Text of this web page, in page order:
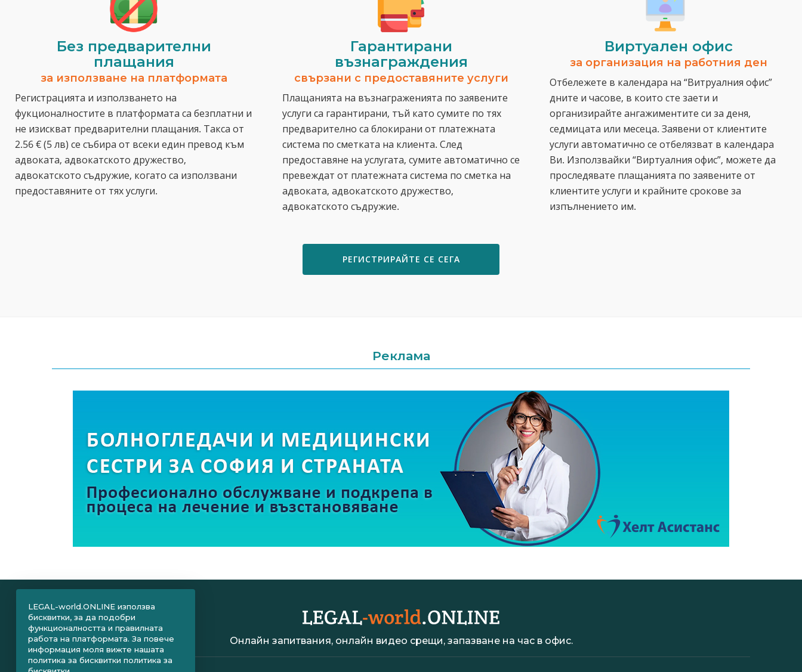
Без предварителни
плащания
за използване на платформата
Регистрацията и използването на
фукционалностите в платформата са безплатни и
не изискват предварителни плащания. Такса от
2.56 € (5 лв) се събира от всеки един превод към
адвоката, адвокатското дружество,
адвокатското съдружие, когато са използвани
предоставяните от тях услуги.
Гарантирани
възнаграждения
свързани с предоставяните услуги
Плащанията на възнаграженията по заявените
услуги са гарантирани, тъй като сумите по тях
предварително са блокирани от платежната
система по сметката на клиента. След
предоставяне на услугата, сумите автоматично се
превеждат от платежната система по сметка на
адвоката, адвокатското дружество,
адвокатското съдружие.
Виртуален офис
за организация на работния ден
Отбележете в календара на “Витруалния офис”
дните и часове, в които сте заети и
организирайте ангажиментите си за деня,
седмицата или месеца. Заявени от клиентите
услуги автоматично се отбелязват в календара
Ви. Използвайки “Виртуалния офис”, можете да
проследявате плащанията по заявените от
клиентите услуги и крайните срокове за
изпълнението им.
РЕГИСТРИРАЙТЕ СЕ СЕГА
Реклама
Онлайн запитвания, онлайн видео срещи, запазване на час в офис.
LEGAL-world.ONLINE използва
бисквитки, за да подобри
функционалността и правилната
работа на платформата. За повече
информация моля вижте нашата
политика за бисквитки политика за